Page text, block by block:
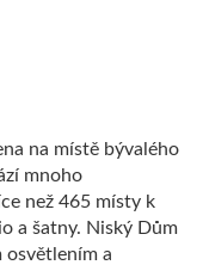
na místě bývalého
mnoho
než 465 místy k
a šatny. Niský Dům
a